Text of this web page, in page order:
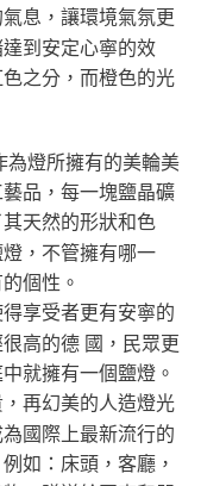
息，讓環境氣氛更
到安定心寧的效
之分，而橙色的光
燈所擁有的美輪美
品，每一塊鹽晶礦
天然的形狀和色
，不管擁有哪一
個性。
享受者更有安寧的
高的德 國，民眾更
就擁有一個鹽燈。
再幻美的人造燈光
國際上最新流行的
如：床頭，客廳，